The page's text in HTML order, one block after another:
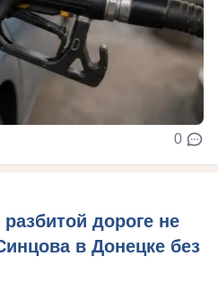
0
дороге не
в Донецке без